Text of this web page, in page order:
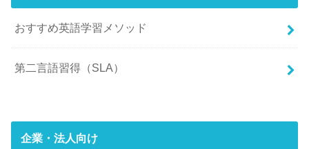
おすすめ英語学習メソッド
第二言語習得（SLA）
企業・法人向け